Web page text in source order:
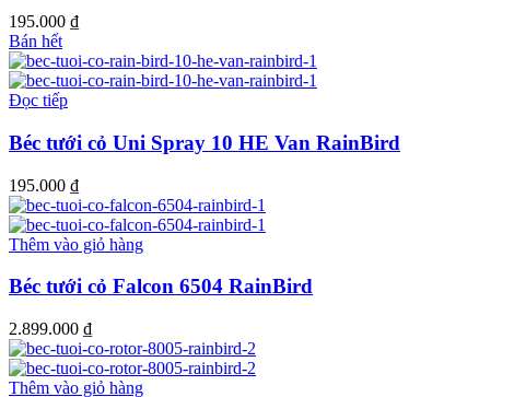
được
chọn
trên
trang
sản
195.000 ₫
Bán hết
Đọc tiếp
Béc tưới cỏ Uni Spray 10 HE Van RainBird
195.000 ₫
Thêm vào giỏ hàng
Béc tưới cỏ Falcon 6504 RainBird
2.899.000 ₫
Thêm vào giỏ hàng